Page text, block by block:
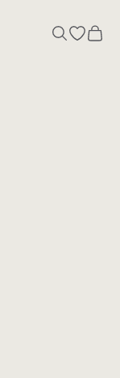
SearchOpen
Cart